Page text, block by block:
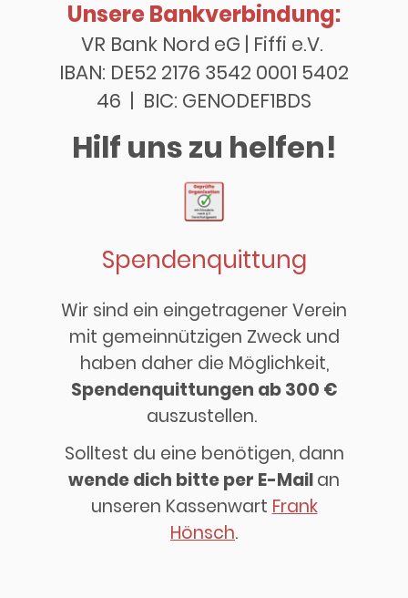
Unsere Bankverbindung:
VR Bank Nord eG | Fiffi e.V.
IBAN: DE52 2176 3542 0001 5402
46 | BIC: GENODEF1BDS
Hilf uns zu helfen!
Spendenquittung
Wir sind ein eingetragener Verein
mit gemeinnützigen Zweck und
haben daher die Möglichkeit,
Spendenquittungen ab 300 €
auszustellen.
Solltest du eine benötigen, dann
wende dich bitte per E-Mailan
unseren KassenwartFrank
Hönsch.